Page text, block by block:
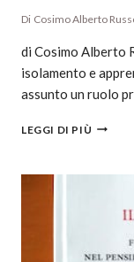
Di Cosimo Alberto
di Cosimo Alberto
isolamento e
assunto un ruolo
LEGGI DI PIÙ